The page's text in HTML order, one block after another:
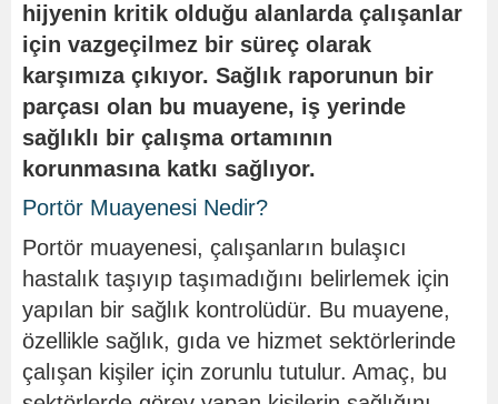
hijyenin kritik olduğu alanlarda çalışanlar
için vazgeçilmez bir süreç olarak
karşımıza çıkıyor. Sağlık raporunun bir
parçası olan bu muayene, iş yerinde
sağlıklı bir çalışma ortamının
korunmasına katkı sağlıyor.
Portör Muayenesi Nedir?
Portör muayenesi, çalışanların bulaşıcı
hastalık taşıyıp taşımadığını belirlemek için
yapılan bir sağlık kontrolüdür. Bu muayene,
özellikle sağlık, gıda ve hizmet sektörlerinde
çalışan kişiler için zorunlu tutulur. Amaç, bu